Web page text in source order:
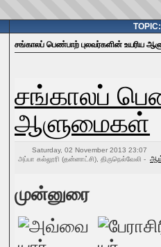
சங்காலப் பெண்பாற் புலவர்களின் உயரிய
சங்காலப்
ஆளுமைகள்
Saturday, 02 November 2013 23:07
அப்பா கல்லூரி (தன்னாட்சி), திருநெல்வேலி -
முன்னுரை